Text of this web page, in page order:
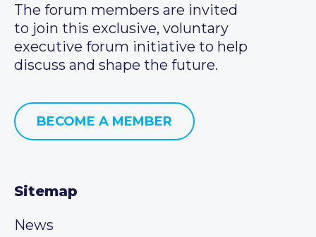
The forum members are invited
to join this exclusive, voluntary
executive forum initiative to help
discuss and shape the future.
BECOME A MEMBER
Sitemap
News